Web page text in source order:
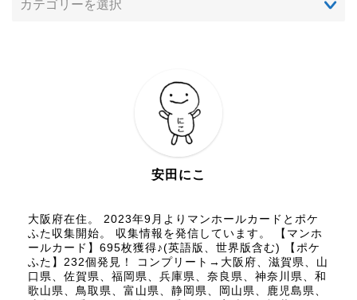
安田にこ
大阪府在住。 2023年9月よりマンホールカードとポケ
ふた収集開始。 収集情報を発信しています。 【マンホ
ールカード】695枚獲得♪(英語版、世界版含む) 【ポケ
ふた】232個発見！ コンプリート→大阪府、滋賀県、山
口県、佐賀県、福岡県、兵庫県、奈良県、神奈川県、和
歌山県、鳥取県、富山県、静岡県、岡山県、鹿児島県、